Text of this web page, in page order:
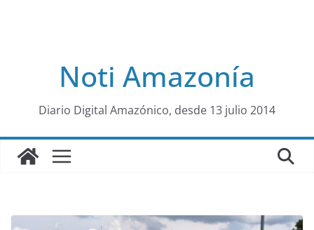
al
Noti Amazonía
Diario Digital Amazónico, desde 13 julio 2014